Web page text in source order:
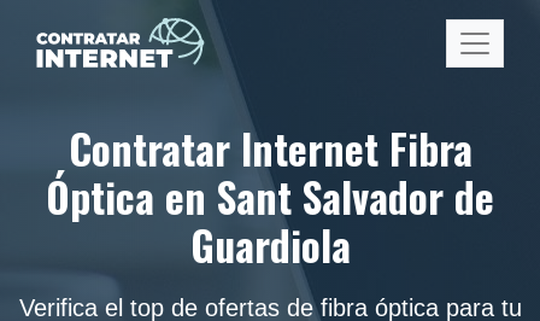
Contratar Internet Fibra
Óptica en Sant Salvador de
Guardiola
Verifica el top de ofertas de fibra óptica para tu